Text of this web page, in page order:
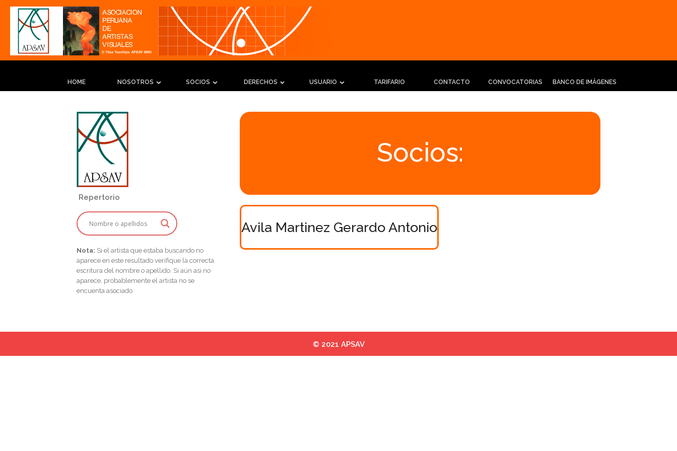
HOME NOSOTROS SOCIOS DERECHOS USUARIO TARIFARIO CONTACTO CONVOCATORIAS BANCO DE IMÁGENES
Repertorio
Nota: Si el artista que estaba buscando no
aparece en este resultado verifique la correcta
escritura del nombre o apellido. Si aún asi no
aparece, probablemente el artista no se
encuenta asociado
Socios:
Avila Martinez Gerardo Antonio
© 2021 APSAV